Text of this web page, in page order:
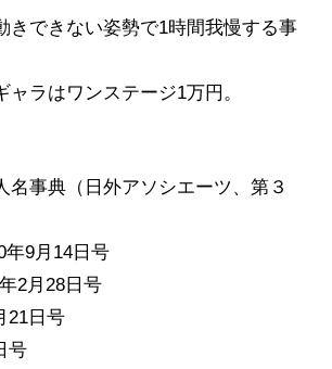
できない姿勢で1時間我慢する事
ャラはワンステージ1万円。
名事典（日外アソシエーツ、第３
年9月14日号
2月28日号
21日号
号